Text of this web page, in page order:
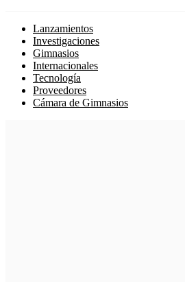
Lanzamientos
Investigaciones
Gimnasios
Internacionales
Tecnología
Proveedores
Cámara de Gimnasios